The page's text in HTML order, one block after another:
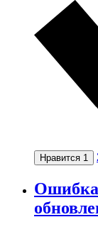
Нравится 1